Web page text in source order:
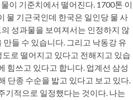
이 기준치에서 떨어진다. 1700톤 이
물 기근국인데 한국은 일인당 물 사
성과물을 보여져서는 인정하지 않
들 수 있습니다. 그리고 낙동강 유
로 떨어지고 있다고 전해지고 있습
힘쓰고 있다고 합니다. 업계선 삼성
단종 수순을 밟고 있다고 보고 있다.
기적으로 일정했다는 것이다. 나는